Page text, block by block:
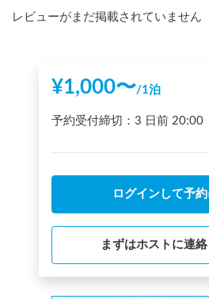
レビューがまだ掲載されていません
¥1,000〜/1泊
予約受付締切： 3 日前 20:00
ログインして予
まずはホストに連